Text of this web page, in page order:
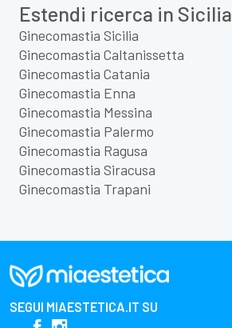
Estendi ricerca in Sicilia
Ginecomastia Sicilia
Ginecomastia Caltanissetta
Ginecomastia Catania
Ginecomastia Enna
Ginecomastia Messina
Ginecomastia Palermo
Ginecomastia Ragusa
Ginecomastia Siracusa
Ginecomastia Trapani
SEGUI MIAESTETICA.IT SU